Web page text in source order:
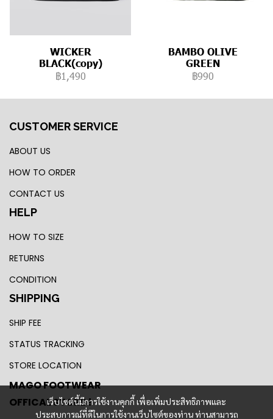
WICKER
BLACK(copy)
฿1,490
BAMBO OLIVE
GREEN
฿990
เว็บไซต์นี้มีการใช้งานคุกกี้ เพื่อเพิ่มประสิทธิภาพและ
ประสบการณ์ที่ดีในการใช้งานเว็บไซต์ของท่าน ท่านสามารถ
CUSTOMER SERVICE
ABOUT US
HOW TO ORDER
CONTACT US
HELP
HOW TO SIZE
RETURNS
CONDITION
SHIPPING
SHIP FEE
STATUS TRACKING
STORE LOCATION
MAGO FOOTWEAR
OFFICAL STORE !